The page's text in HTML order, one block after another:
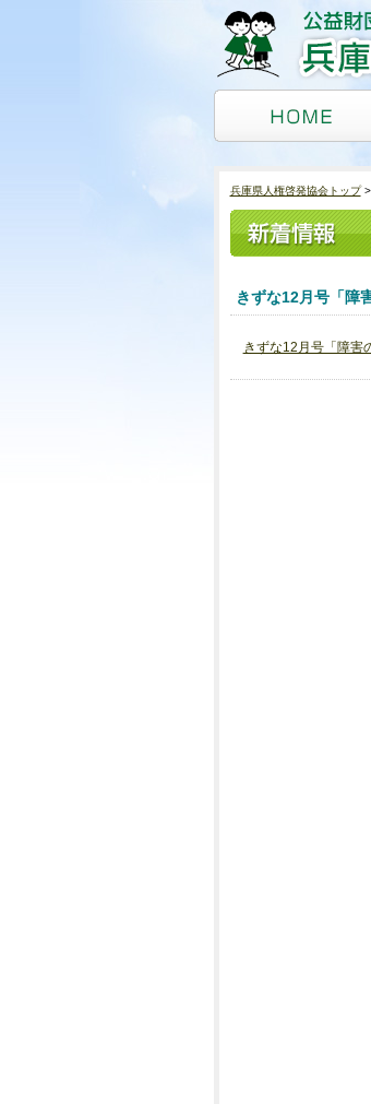
兵庫県人権啓発協会トップ
きずな12月号「障
きずな12月号「障害